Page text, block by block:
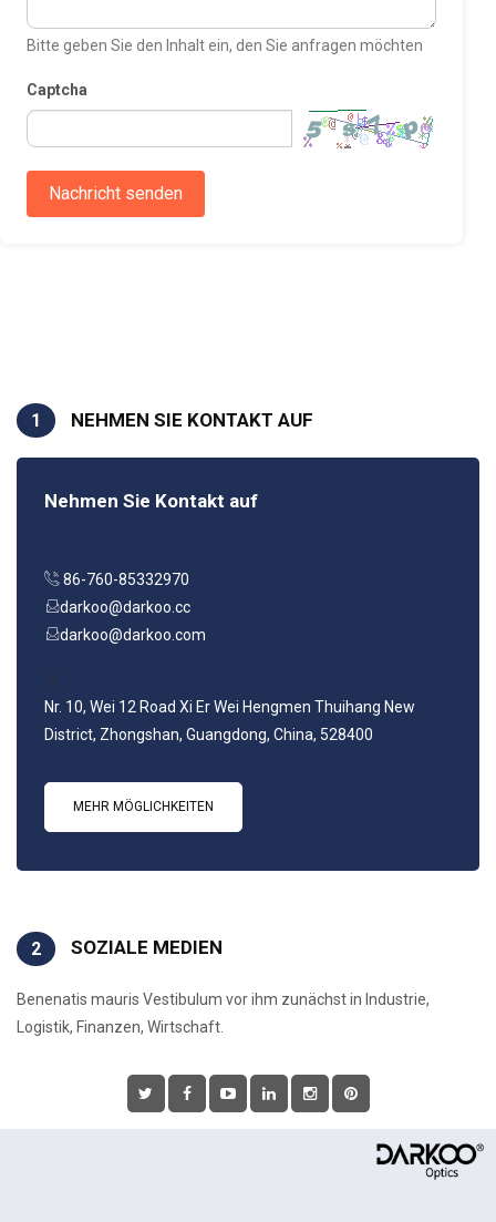
Bitte geben Sie den Inhalt ein, den Sie anfragen möchten
Captcha
Nachricht senden
1 NEHMEN SIE KONTAKT AUF
Nehmen Sie Kontakt auf
86-760-85332970
darkoo@darkoo.cc
darkoo@darkoo.com
Nr. 10, Wei 12 Road Xi Er Wei Hengmen Thuihang New
District, Zhongshan, Guangdong, China, 528400
MEHR MÖGLICHKEITEN
2 SOZIALE MEDIEN
Benenatis mauris Vestibulum vor ihm zunächst in Industrie,
Logistik, Finanzen, Wirtschaft.